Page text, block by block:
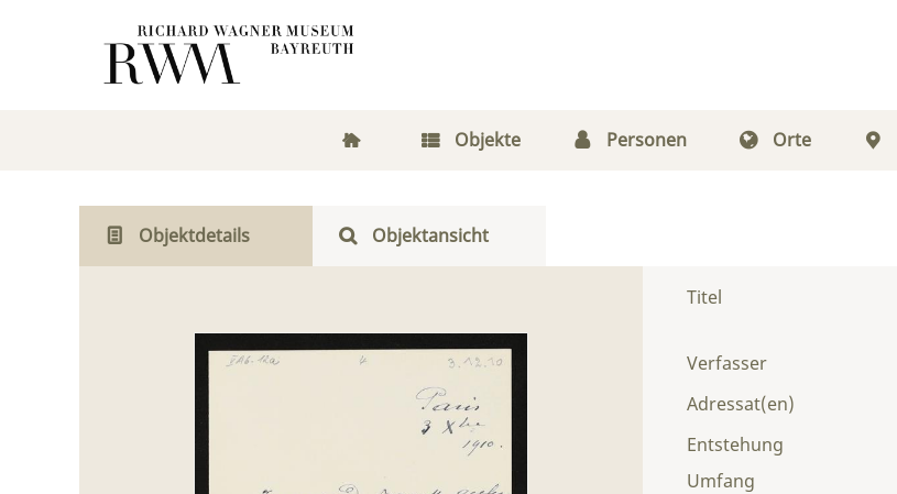
Objekte Personen Orte
Objektdetails Objektansicht
Titel
Verfasser
Adressat(en)
Entstehung
Umfang